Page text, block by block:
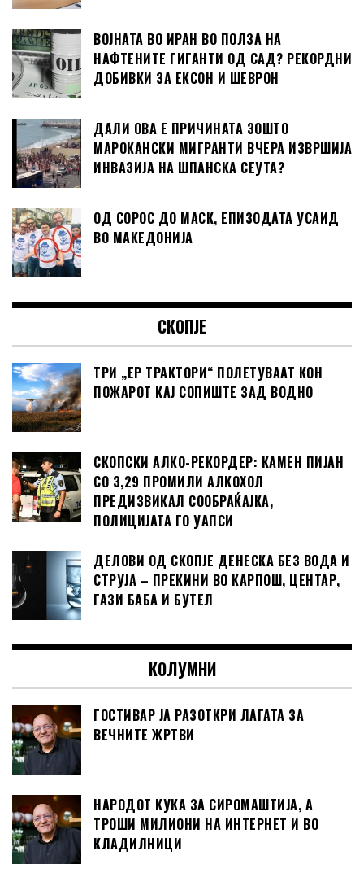
ВОЈНАТА ВО ИРАН ВО ПОЛЗА НА
НАФТЕНИТЕ ГИГАНТИ ОД САД? РЕКОРДНИ
ДОБИВКИ ЗА ЕКСОН И ШЕВРОН
ДАЛИ ОВА Е ПРИЧИНАТА ЗОШТО
МАРОКАНСКИ МИГРАНТИ ВЧЕРА ИЗВРШИЈА
ИНВАЗИЈА НА ШПАНСКА СЕУТА?
ОД СОРОС ДО МАСК, ЕПИЗОДАТА УСАИД
ВО МАКЕДОНИЈА
СКОПЈЕ
ТРИ „ЕР ТРАКТОРИ“ ПОЛЕТУВААТ КОН
ПОЖАРОТ КАЈ СОПИШТЕ ЗАД ВОДНО
СКОПСКИ АЛКО-РЕКОРДЕР: КАМЕН ПИЈАН
СО 3,29 ПРОМИЛИ АЛКОХОЛ
ПРЕДИЗВИКАЛ СООБРАЌАЈКА,
ПОЛИЦИЈАТА ГО УАПСИ
ДЕЛОВИ ОД СКОПЈЕ ДЕНЕСКА БЕЗ ВОДА И
СТРУЈА – ПРЕКИНИ ВО КАРПОШ, ЦЕНТАР,
ГАЗИ БАБА И БУТЕЛ
КОЛУМНИ
ГОСТИВАР ЈА РАЗОТКРИ ЛАГАТА ЗА
ВЕЧНИТЕ ЖРТВИ
НАРОДОТ КУКА ЗА СИРОМАШТИЈА, А
ТРОШИ МИЛИОНИ НА ИНТЕРНЕТ И ВО
КЛАДИЛНИЦИ